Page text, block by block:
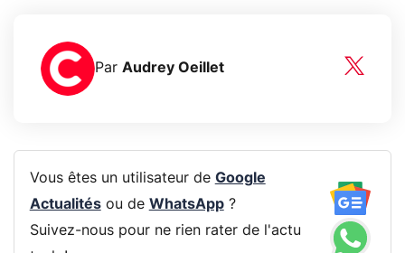
Par Audrey Oeillet
Vous êtes un utilisateur de Google
Actualitésou de WhatsApp?
Suivez-nous pour ne rien rater de l'actu